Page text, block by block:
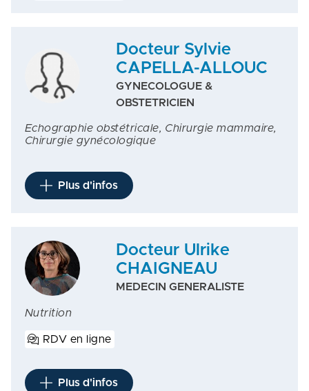
Docteur Sylvie
CAPELLA-ALLOUC
GYNECOLOGUE &
OBSTETRICIEN
Echographie obstétricale, Chirurgie mammaire,
Chirurgie gynécologique
Plus d'infos
Docteur Ulrike
CHAIGNEAU
MEDECIN GENERALISTE
Nutrition
RDV en ligne
Plus d'infos